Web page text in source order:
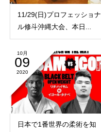
11/29(日)プロフェッショナ
ル修斗沖縄大会、本日...
10月
09
2020
日本で1番世界の柔術を知